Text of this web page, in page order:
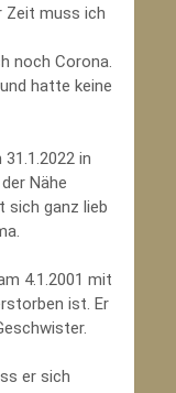
Zeit muss ich
noch Corona.
hatte keine
in
Nähe
sich ganz lieb
4.1.2001 mit
ist. Er
er sich